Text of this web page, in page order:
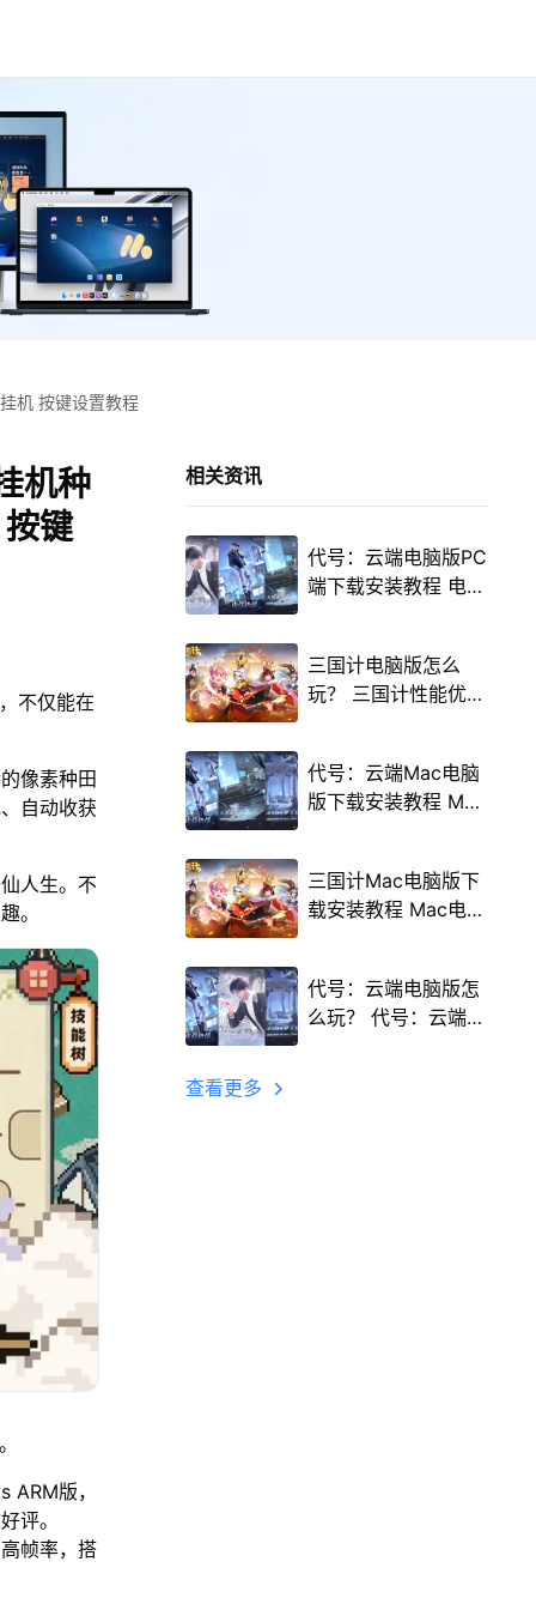
机 按键设置教程
机种
键
不仅能在
像素种田
自动收获
人生。不
。
版，
评。
帧率，搭
相关资讯
代号：云端电脑版PC
端下载安装教程 电脑
三国计电脑版怎么
玩？ 三国计性能优化
程
代号：云端Mac电脑
版下载安装教程 Mac
三国计Mac电脑版下
载安装教程 Mac电脑
代号：云端电脑版怎
么玩？ 代号：云端性
查看更多